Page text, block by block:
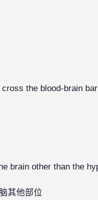
the blood-brain
brain other than the
其他部位‍‍